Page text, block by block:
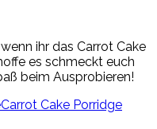
ihr das Carrot Cake
es schmeckt euch
beim Ausprobieren!
Carrot Cake Porridge